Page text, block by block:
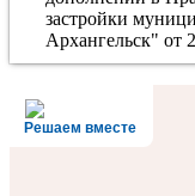
застройки
Архангельск" от
Решаем вместе